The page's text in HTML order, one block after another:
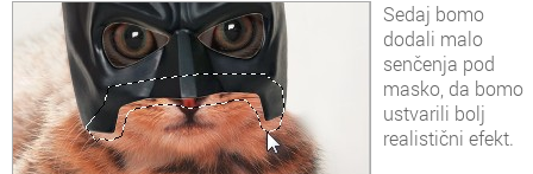
Sedaj bomo
dodali malo
senčenja pod
masko, da bomo
ustvarili bolj
realistični efekt.